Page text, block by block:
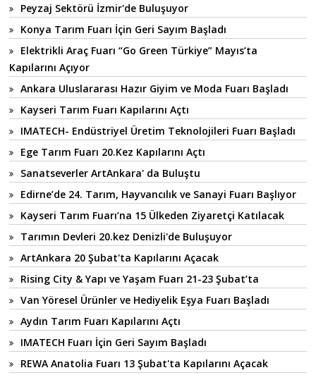
Peyzaj Sektörü İzmir'de Buluşuyor
Konya Tarım Fuarı İçin Geri Sayım Başladı
Elektrikli Araç Fuarı “Go Green Türkiye” Mayıs’ta
Kapılarını Açıyor
Ankara Uluslararası Hazır Giyim ve Moda Fuarı Başladı
Kayseri Tarım Fuarı Kapılarını Açtı
IMATECH- Endüstriyel Üretim Teknolojileri Fuarı Başladı
Ege Tarım Fuarı 20.Kez Kapılarını Açtı
Sanatseverler ArtAnkara' da Buluştu
Edirne’de 24. Tarım, Hayvancılık ve Sanayi Fuarı Başlıyor
Kayseri Tarım Fuarı’na 15 Ülkeden Ziyaretçi Katılacak
Tarımın Devleri 20.kez Denizli'de Buluşuyor
ArtAnkara 20 Şubat'ta Kapılarını Açacak
Rising City & Yapı ve Yaşam Fuarı 21-23 Şubat’ta
Van Yöresel Ürünler ve Hediyelik Eşya Fuarı Başladı
Aydın Tarım Fuarı Kapılarını Açtı
IMATECH Fuarı İçin Geri Sayım Başladı
REWA Anatolia Fuarı 13 Şubat'ta Kapılarını Açacak